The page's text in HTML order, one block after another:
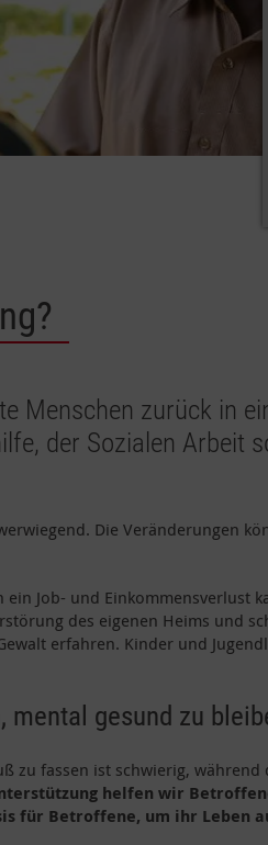
Menschen zurück in
der Sozialen Arbeit
Die Veränderungen
Job- und Einkommensverlust
des eigenen Heims und
erfahren. Kinder und
mental gesund zu
fassen ist schwierig, während
helfen wir
für Betroffene, um ihr Leben